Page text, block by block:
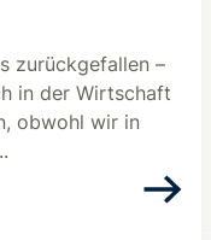
zurückgefallen –
in der Wirtschaft
obwohl wir in